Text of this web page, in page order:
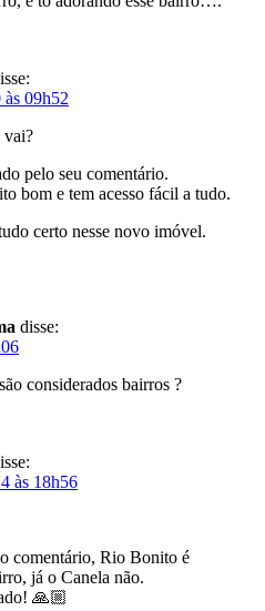
09h52
vai?
pelo seu comentário.
bom e tem acesso fácil a tudo.
certo nesse novo imóvel.
disse:
considerados bairros ?
às 18h56
comentário, Rio Bonito é
já o Canela não.
🙏🏼